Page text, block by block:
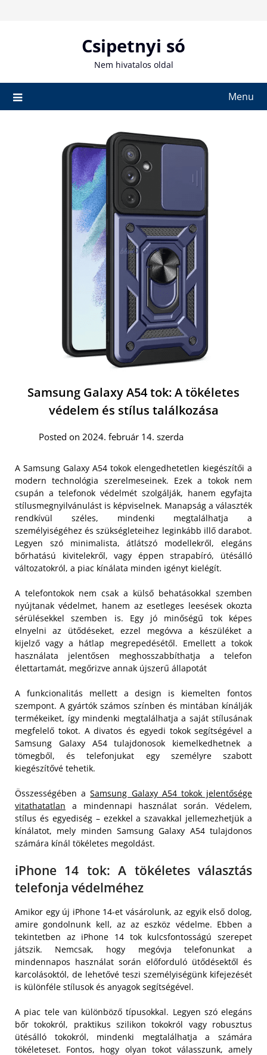
Csipetnyi só
Nem hivatalos oldal
Menu
Samsung Galaxy A54 tok: A tökéletes
védelem és stílus találkozása
Posted on 2024. február 14. szerda
A Samsung Galaxy A54 tokok elengedhetetlen kiegészítői a
modern technológia szerelmeseinek. Ezek a tokok nem
csupán a telefonok védelmét szolgálják, hanem egyfajta
stílusmegnyilvánulást is képviselnek. Manapság a választék
rendkívül széles, mindenki megtalálhatja a
személyiségéhez és szükségleteihez leginkább illő darabot.
Legyen szó minimalista, átlátszó modellekről, elegáns
bőrhatású kivitelekről, vagy éppen strapabíró, ütésálló
változatokról, a piac kínálata minden igényt kielégít.
A telefontokok nem csak a külső behatásokkal szemben
nyújtanak védelmet, hanem az esetleges leesések okozta
sérülésekkel szemben is. Egy jó minőségű tok képes
elnyelni az ütődéseket, ezzel megóvva a készüléket a
kijelző vagy a hátlap megrepedésétől. Emellett a tokok
használata jelentősen meghosszabbíthatja a telefon
élettartamát, megőrizve annak újszerű állapotát
A funkcionalitás mellett a design is kiemelten fontos
szempont. A gyártók számos színben és mintában kínálják
termékeiket, így mindenki megtalálhatja a saját stílusának
megfelelő tokot. A divatos és egyedi tokok segítségével a
Samsung Galaxy A54 tulajdonosok kiemelkedhetnek a
tömegből, és telefonjukat egy személyre szabott
kiegészítővé tehetik.
Összességében aSamsung Galaxy A54 tokok jelentősége
vitathatatlan a mindennapi használat során. Védelem,
stílus és egyediség – ezekkel a szavakkal jellemezhetjük a
kínálatot, mely minden Samsung Galaxy A54 tulajdonos
számára kínál tökéletes megoldást.
iPhone 14 tok: A tökéletes választás
telefonja védelméhez
Amikor egy új iPhone 14-et vásárolunk, az egyik első dolog,
amire gondolnunk kell, az az eszköz védelme. Ebben a
tekintetben az iPhone 14 tok kulcsfontosságú szerepet
játszik. Nemcsak, hogy megóvja telefonunkat a
mindennapos használat során előforduló ütődésektől és
karcolásoktól, de lehetővé teszi személyiségünk kifejezését
is különféle stílusok és anyagok segítségével.
A piac tele van különböző típusokkal. Legyen szó elegáns
bőr tokokról, praktikus szilikon tokokról vagy robusztus
ütésálló tokokról, mindenki megtalálhatja a számára
tökéleteset. Fontos, hogy olyan tokot válasszunk, amely